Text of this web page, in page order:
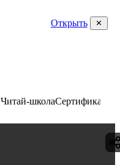
Открыть
Читай-школаСертификаты